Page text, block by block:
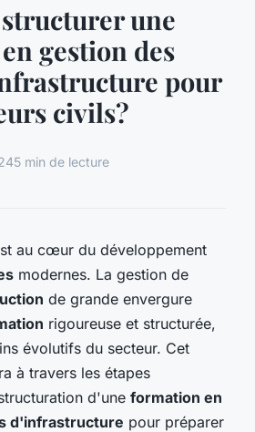
une
gestion des
pour
civils?
5 min de lecture
au cœur du développement
modernes. La gestion de
de grande envergure
rigoureuse et structurée,
évolutifs du secteur. Cet
à travers les étapes
d'une formation en
d'infrastructure pour préparer